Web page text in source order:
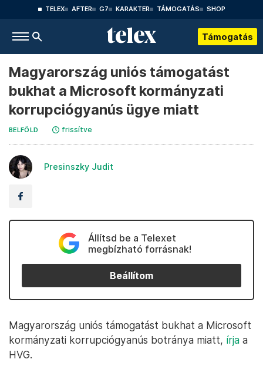
TELEX AFTER G7 KARAKTER TÁMOGATÁS SHOP
Támogatás
Magyarország uniós támogatást
bukhat a Microsoft kormányzati
korrupciógyanús ügye miatt
BELFÖLD frissítve
Presinszky Judit
Állítsd be a Telexet
megbízható forrásnak!
Beállítom
Magyarország uniós támogatást bukhat a Microsoft
kormányzati korrupciógyanús botránya miatt, írja a
HVG.